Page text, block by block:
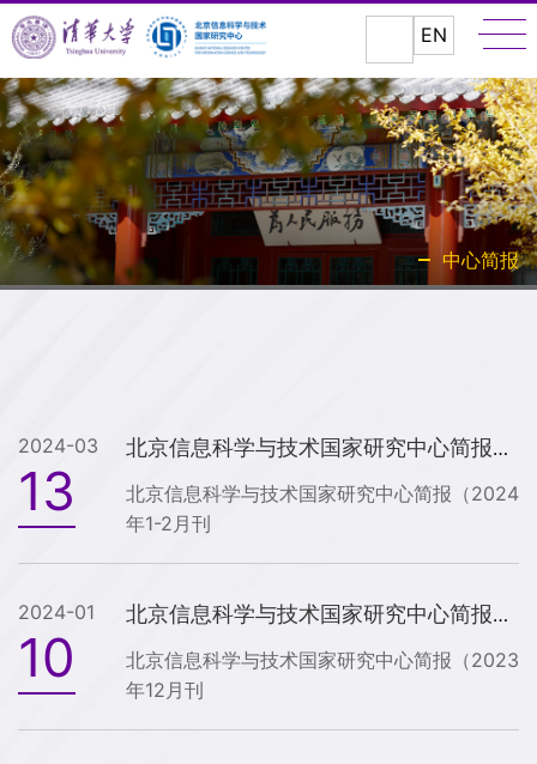
EN
中心简报
2024-03
13
北京信息科学与技术国家研究中心简报（2024年1-2月刊）
北京信息科学与技术国家研究中心简报（2024
年1-2月刊
2024-01
10
北京信息科学与技术国家研究中心简报（2023年12月刊）
北京信息科学与技术国家研究中心简报（2023
年12月刊